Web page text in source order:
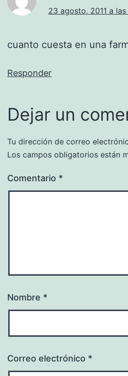
23 agosto, 2011 a
cuanto cuesta en una
Responder
Dejar un
Tu dirección de correo
Los campos obligatorios están
Comentario *
Nombre *
Correo electrónico *